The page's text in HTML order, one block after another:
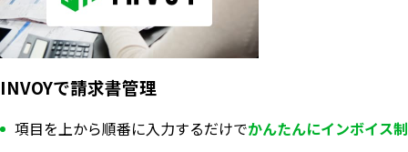
INVOYで請求書管理
項目を上から順番に入力するだけでかんたんにインボイス